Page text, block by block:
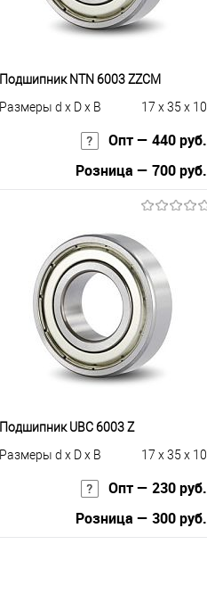
Подшипник NTN 6003 ZZCM
Размеры d x D x B
17 x 35 x 10
Опт — 440 руб.
Розница — 700 руб.
Купить в 1 клик
К сравнению
В избранное
Под заказ
Подшипник UBC 6003 Z
Размеры d x D x B
17 x 35 x 10
Опт — 230 руб.
Розница — 300 руб.